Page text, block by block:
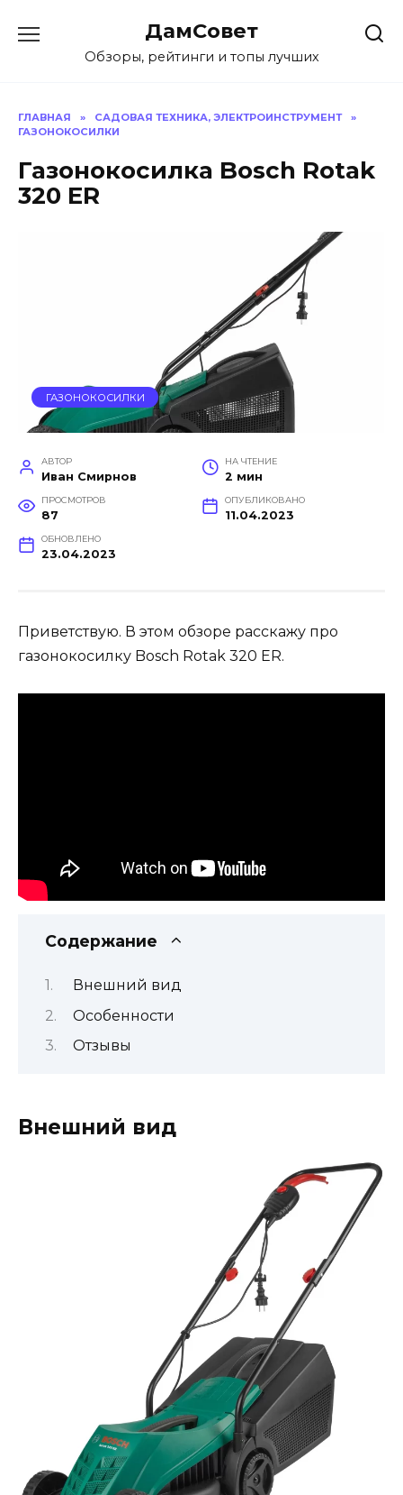
содержанию
ДамСовет
Обзоры, рейтинги и топы лучших
ГЛАВНАЯ » САДОВАЯ ТЕХНИКА, ЭЛЕКТРОИНСТРУМЕНТ
»
ГАЗОНОКОСИЛКИ
Газонокосилка Bosch Rotak
320 ER
ГАЗОНОКОСИЛКИ
АВТОР
Иван Смирнов
НА ЧТЕНИЕ
2 мин
ПРОСМОТРОВ
87
ОПУБЛИКОВАНО
11.04.2023
ОБНОВЛЕНО
23.04.2023
Приветствую. В этом обзоре расскажу про
газонокосилку Bosch Rotak 320 ER.
Содержание
Внешний вид
Особенности
Отзывы
Внешний вид